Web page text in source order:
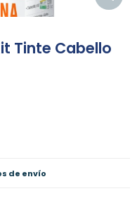
Tinte Cabello
de envío